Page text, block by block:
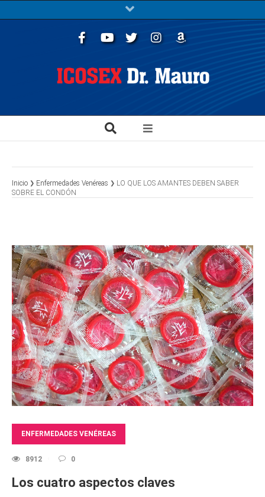
Inicio Enfermedades Venéreas
LO QUE LOS AMANTES DEBEN SABER
SOBRE EL CONDÓN
ENFERMEDADES VENÉREAS
8912 0
Los cuatro aspectos claves